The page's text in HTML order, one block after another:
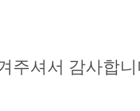
주셔서 감사합